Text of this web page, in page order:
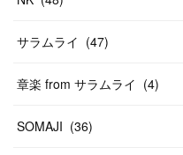
サラムライ (47)
章楽 from サラムライ (4)
SOMAJI (36)